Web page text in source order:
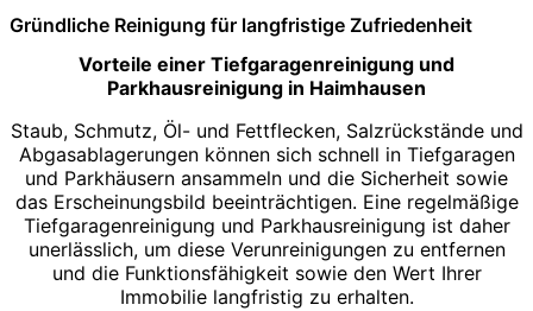
Gründliche Reinigung für langfristige Zufriedenheit
Vorteile einer Tiefgaragenreinigung und
Parkhausreinigung in Haimhausen
Staub, Schmutz, Öl- und Fettflecken, Salzrückstände und
Abgasablagerungen können sich schnell in Tiefgaragen
und Parkhäusern ansammeln und die Sicherheit sowie
das Erscheinungsbild beeinträchtigen. Eine regelmäßige
Tiefgaragenreinigung und Parkhausreinigung ist daher
unerlässlich, um diese Verunreinigungen zu entfernen
und die Funktionsfähigkeit sowie den Wert Ihrer
Immobilie langfristig zu erhalten.